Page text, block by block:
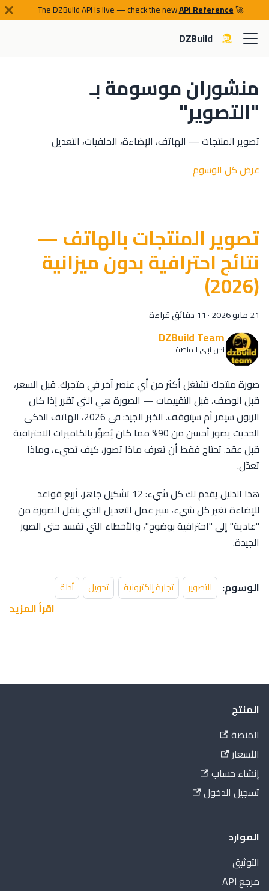
🚀 The DZBuild API is live — check the new
API Reference
DZBuild
منشوران موسومة بـ
"التصوير"
تصوير المنتجات — الهاتف، الإضاءة، الخلفيات، التعديل
عرض كل الوسوم
تصوير المنتجات بالهاتف —
نتائج احترافية بدون ميزانية
(2026)
21 مايو 2026 ·11 دقائق قراءة
DZBuild Team
نحن نبني المنصة
صورة منتجك تشتغل أكثر من أي عنصر آخر في متجرك. قبل السعر،
قبل الوصف، قبل التقييمات — الصورة هي التي تقرر إذا كان
الزبون سيمر أم سيتوقف. الخبر الجيد: في 2026، الهاتف الذكي
الحديث يصور أحسن من 90% مما كان يُصوَّر بالكاميرات الاحترافية
قبل عقد. تحتاج فقط أن تعرف ماذا تصور، كيف تضيء، وماذا
تعدّل.
هذا الدليل يقدم لك كل شيء: 12 تشكيل جاهز، أربع قواعد
للإضاءة تغير كل شيء، سير عمل التعديل الذي ينقل الصورة من
"عادية" إلى "احترافية بوضوح"، والأخطاء التي تفسد حتى الصور
الجيدة.
الوسوم: التصوير تجارة إلكترونية تحويل أدلة
اقرأ المزيد
المنتج
المنصة
الأسعار
إنشاء حساب
تسجيل الدخول
الموارد
التوثيق
مرجع API